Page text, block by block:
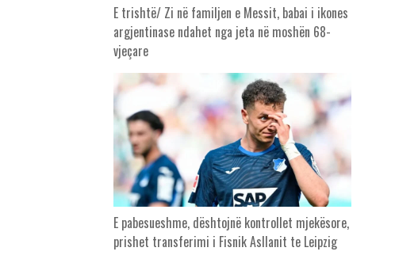
E trishtë/ Zi në familjen e Messit, babai i ikones
argjentinase ndahet nga jeta në moshën 68-
vjeçare
E pabesueshme, dështojnë kontrollet mjekësore,
prishet transferimi i Fisnik Asllanit te Leipzig